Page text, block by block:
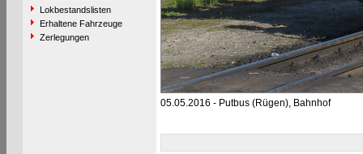
Lokbestandslisten
Erhaltene Fahrzeuge
Zerlegungen
05.05.2016 - Putbus (Rügen), Bahnhof